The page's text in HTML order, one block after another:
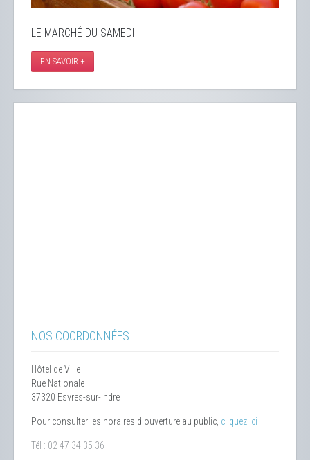
LE MARCHÉ DU SAMEDI
EN SAVOIR +
NOS COORDONNÉES
Hôtel de Ville
Rue Nationale
37320 Esvres-sur-Indre
Pour consulter les horaires d'ouverture au public, cliquez ici
Tél : 02 47 34 35 36